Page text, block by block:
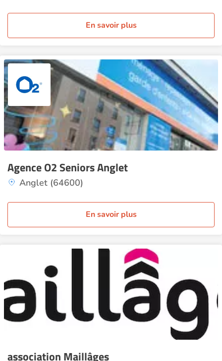
En savoir plus
Agence O2 Seniors Anglet
Anglet (64600)
En savoir plus
association Maillâges